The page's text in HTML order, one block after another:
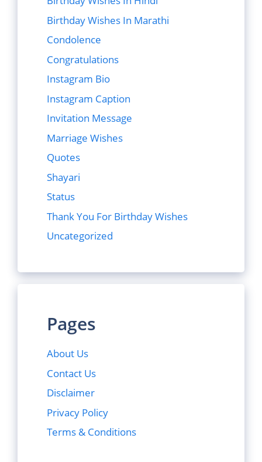
Birthday Wishes In Marathi
Condolence
Congratulations
Instagram Bio
Instagram Caption
Invitation Message
Marriage Wishes
Quotes
Shayari
Status
Thank You For Birthday Wishes
Uncategorized
Pages
About Us
Contact Us
Disclaimer
Privacy Policy
Terms & Conditions